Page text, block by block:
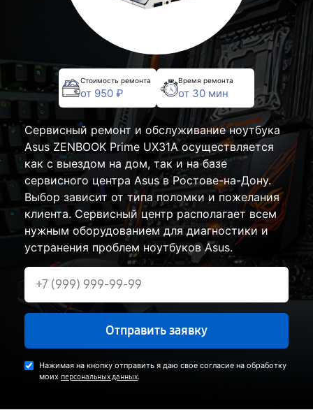
Стоимость ремонта
от 950 ₽
Время ремонта
от 30 мин
Сервисный ремонт и обслуживание ноутбука
Asus ZENBOOK Prime UX31A осуществляется
как с выездом на дом, так и на базе
сервисного центра Asus в Ростове-на-Дону.
Выбор зависит от типа поломки и пожелания
клиента. Сервисный центр располагает всем
нужным оборудованием для диагностики и
устранения проблем ноутбуков Asus.
Отправить заявку
Нажимая на кнопку отправить я даю свое согласие на обработку
моих персональных данных.